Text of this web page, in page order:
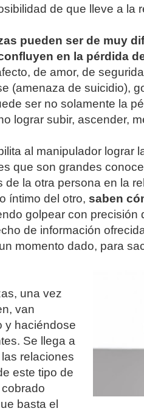
de que lleve a la
pueden ser de muy
en la pérdida
de amor, de
(amenaza de suicidio),
ser no solamente la
lograr subir, ascender,
al manipulador lograr
que son grandes
de la otra persona en la
íntimo del otro, saben
golpear con precisión
de información
momento dado, para
una vez
van
y haciéndose
Se llega a
relaciones
este tipo de
basta el